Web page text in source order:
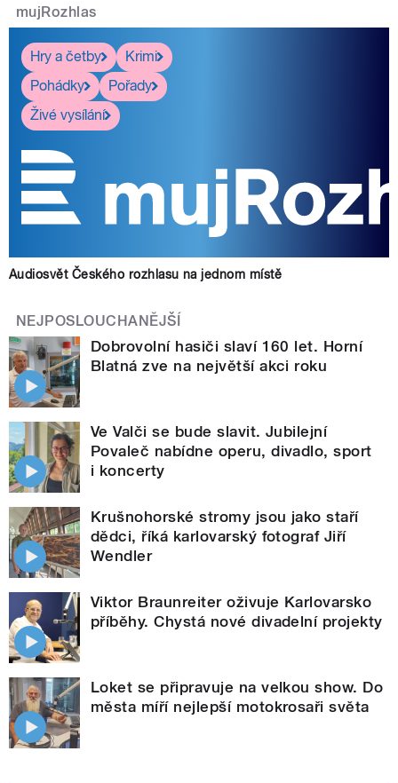
mujRozhlas
Hry a četby
Krimi
Pohádky
Pořady
Živé vysílání
Audiosvět Českého rozhlasu na jednom místě
NEJPOSLOUCHANĚJŠÍ
Dobrovolní hasiči slaví 160 let. Horní
Blatná zve na největší akci roku
Ve Valči se bude slavit. Jubilejní
Povaleč nabídne operu, divadlo, sport
i koncerty
Krušnohorské stromy jsou jako staří
dědci, říká karlovarský fotograf Jiří
Wendler
Viktor Braunreiter oživuje Karlovarsko
příběhy. Chystá nové divadelní projekty
Loket se připravuje na velkou show. Do
města míří nejlepší motokrosaři světa